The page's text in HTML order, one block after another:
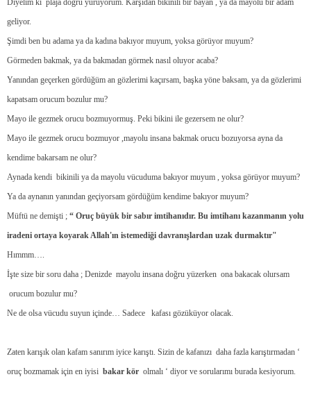
Diyelim ki plaja doğru yürüyorum. Karşıdan bikinili bir bayan , ya da mayolu bir adam
geliyor.
Şimdi ben bu adama ya da kadına bakıyor muyum, yoksa görüyor muyum?
Görmeden bakmak, ya da bakmadan görmek nasıl oluyor acaba?
Yanından geçerken gördüğüm an gözlerimi kaçırsam, başka yöne baksam, ya da gözlerimi
kapatsam orucum bozulur mu?
Mayo ile gezmek orucu bozmuyormuş. Peki bikini ile gezersem ne olur?
Mayo ile gezmek orucu bozmuyor ,mayolu insana bakmak orucu bozuyorsa ayna da
kendime bakarsam ne olur?
Aynada kendi bikinili ya da mayolu vücuduma bakıyor muyum , yoksa görüyor muyum?
Ya da aynanın yanından geçiyorsam gördüğüm kendime bakıyor muyum?
Müftü ne demişti ; “ Oruç büyük bir sabır imtihanıdır. Bu imtihanı kazanmanın yolu
iradeni ortaya koyarak Allah'ın istemediği davranışlardan uzak durmaktır"
Hımmm….
İşte size bir soru daha ; Denizde mayolu insana doğru yüzerken ona bakacak olursam
orucum bozulur mu?
Ne de olsa vücudu suyun içinde… Sadece
kafası gözüküyor olacak.
Zaten karışık olan kafam sanırım iyice karıştı. Sizin de kafanızı daha fazla karıştırmadan ‘
oruç bozmamak için en iyisi bakar kör olmalı ‘ diyor ve sorularımı burada kesiyorum.